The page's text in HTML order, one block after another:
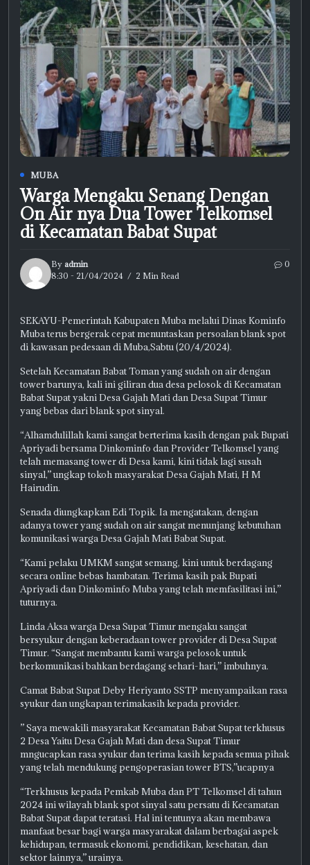
MUBA
Warga Mengaku Senang Dengan
On Air nya Dua Tower Telkomsel
di Kecamatan Babat Supat
By admin
8:30 - 21/04/2024
2 Min Read
0
SEKAYU-Pemerintah Kabupaten Muba melalui Dinas Kominfo
Muba terus bergerak cepat menuntaskan persoalan blank spot
di kawasan pedesaan di Muba,Sabtu (20/4/2024).
Setelah Kecamatan Babat Toman yang sudah on air dengan
tower barunya, kali ini giliran dua desa pelosok di Kecamatan
Babat Supat yakni Desa Gajah Mati dan Desa Supat Timur
yang bebas dari blank spot sinyal.
“Alhamdulillah kami sangat berterima kasih dengan pak Bupati
Apriyadi bersama Dinkominfo dan Provider Telkomsel yang
telah memasang tower di Desa kami, kini tidak lagi susah
sinyal,” ungkap tokoh masyarakat Desa Gajah Mati, H M
Hairudin.
Senada diungkapkan Edi Topik. Ia mengatakan, dengan
adanya tower yang sudah on air sangat menunjang kebutuhan
komunikasi warga Desa Gajah Mati Babat Supat.
“Kami pelaku UMKM sangat semang, kini untuk berdagang
secara online bebas hambatan. Terima kasih pak Bupati
Apriyadi dan Dinkominfo Muba yang telah memfasilitasi ini,”
tuturnya.
Linda Aksa warga Desa Supat Timur mengaku sangat
bersyukur dengan keberadaan tower provider di Desa Supat
Timur. “Sangat membantu kami warga pelosok untuk
berkomunikasi bahkan berdagang sehari-hari,” imbuhnya.
Camat Babat Supat Deby Heriyanto SSTP menyampaikan rasa
syukur dan ungkapan terimakasih kepada provider.
” Saya mewakili masyarakat Kecamatan Babat Supat terkhusus
2 Desa Yaitu Desa Gajah Mati dan desa Supat Timur
mngucapkan rasa syukur dan terima kasih kepada semua pihak
yang telah mendukung pengoperasian tower BTS,”ucapnya
“Terkhusus kepada Pemkab Muba dan PT Telkomsel di tahun
2024 ini wilayah blank spot sinyal satu persatu di Kecamatan
Babat Supat dapat teratasi. Hal ini tentunya akan membawa
manfaat besar bagi warga masyarakat dalam berbagai aspek
kehidupan, termasuk ekonomi, pendidikan, kesehatan, dan
sektor lainnya,” urainya.